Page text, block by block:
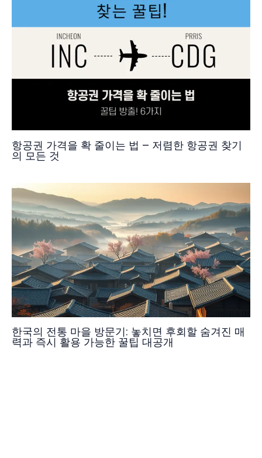
항공권 가격을 확 줄이는 법 – 저렴한 항공권 찾기
의 모든 것
한국의 전통 마을 방문기: 놓치면 후회할 숨겨진 매
력과 즉시 활용 가능한 꿀팁 대공개